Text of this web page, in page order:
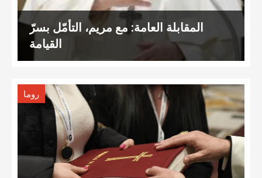
المقابلة العامة: مع مريم، التأمّل بسرّ
القيامة
روما